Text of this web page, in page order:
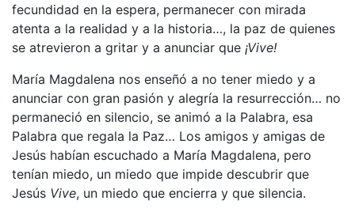
fecundidad en la espera, permanecer con mirada
atenta a la realidad y a la historia…, la paz de quienes
se atrevieron a gritar y a anunciar que ¡Vive!
María Magdalena nos enseñó a no tener miedo y a
anunciar con gran pasión y alegría la resurrección… no
permaneció en silencio, se animó a la Palabra, esa
Palabra que regala la Paz… Los amigos y amigas de
Jesús habían escuchado a María Magdalena, pero
tenían miedo, un miedo que impide descubrir que
Jesús Vive, un miedo que encierra y que silencia.